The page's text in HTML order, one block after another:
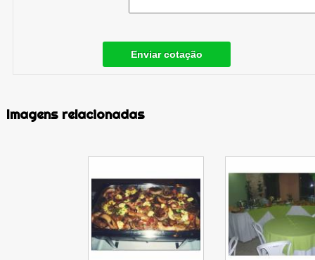
Enviar cotação
Imagens relacionadas